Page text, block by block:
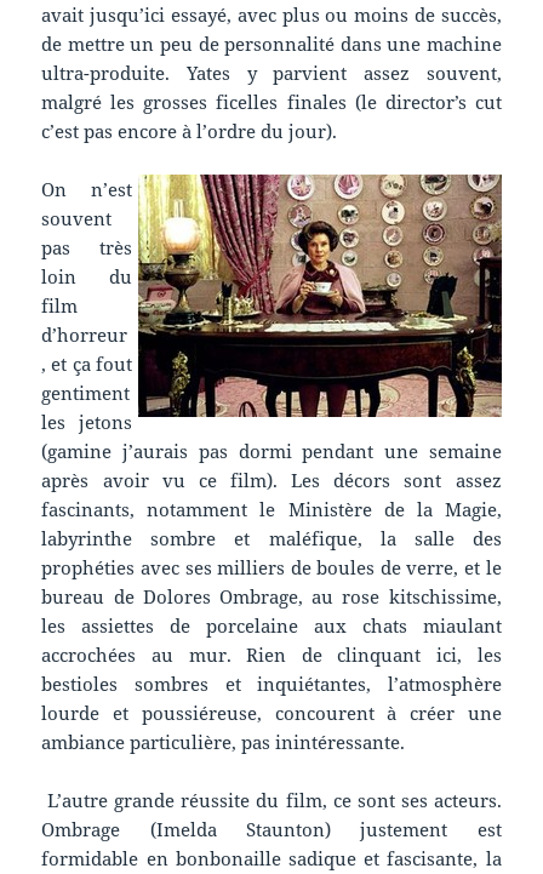
avait jusqu’ici essayé, avec plus ou moins de succès,
de mettre un peu de personnalité dans une machine
ultra-produite. Yates y parvient assez souvent,
malgré les grosses ficelles finales (le director’s cut
c’est pas encore à l’ordre du jour).
On n’est
souvent
pas très
loin du
film
d’horreur
, et ça fout
gentiment
les jetons
(gamine j’aurais pas dormi pendant une semaine
après avoir vu ce film). Les décors sont assez
fascinants, notamment le Ministère de la Magie,
labyrinthe sombre et maléfique, la salle des
prophéties avec ses milliers de boules de verre, et le
bureau de Dolores Ombrage, au rose kitschissime,
les assiettes de porcelaine aux chats miaulant
accrochées au mur. Rien de clinquant ici, les
bestioles sombres et inquiétantes, l’atmosphère
lourde et poussiéreuse, concourent à créer une
ambiance particulière, pas inintéressante.
L’autre grande réussite du film, ce sont ses acteurs.
Ombrage (Imelda Staunton) justement est
formidable en bonbonaille sadique et fascisante, la